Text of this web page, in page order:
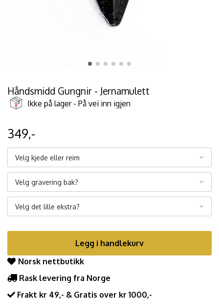
Håndsmidd Gungnir - Jernamulett
Ikke på lager - På vei inn igjen
349,-
Velg kjede eller reim
Velg gravering bak?
Velg det lille ekstra?
Legg i handlekurv
Norsk nettbutikk
Rask levering fra Norge
Frakt kr 49,- & Gratis over kr 1000,-